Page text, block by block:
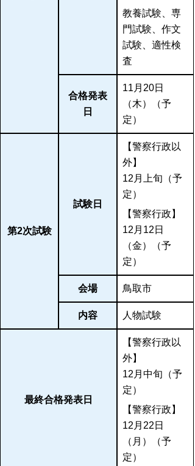
教養試験、専
門試験、作文
試験、適性検
査
合格発表
日
11月20日
（木）（予
定）
第2次試験
試験日
【警察行政以
外】
12月上旬（予
定）
【警察行政】
12月12日
（金）（予
定）
会場 鳥取市
内容 人物試験
最終合格発表日
【警察行政以
外】
12月中旬（予
定）
【警察行政】
12月22日
（月）（予
定）